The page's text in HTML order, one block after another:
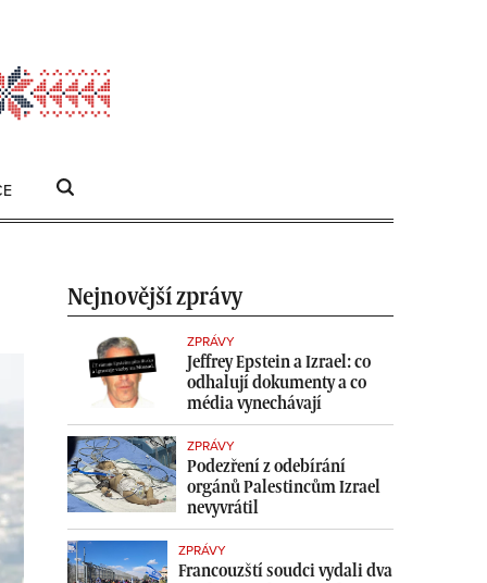
for:
Nejnovější zprávy
ZPRÁVY
Jeffrey Epstein a Izrael: co
odhalují dokumenty a co
média vynechávají
ZPRÁVY
Podezření z odebírání
orgánů Palestincům Izrael
nevyvrátil
ZPRÁVY
Francouzští soudci vydali dva